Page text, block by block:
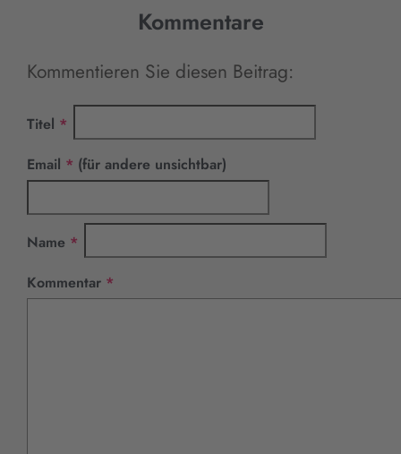
Kommentare
Kommentieren Sie diesen Beitrag:
Titel *
Email * Pflichtfeld
(für andere unsichtbar)
Name *
Kommentar *